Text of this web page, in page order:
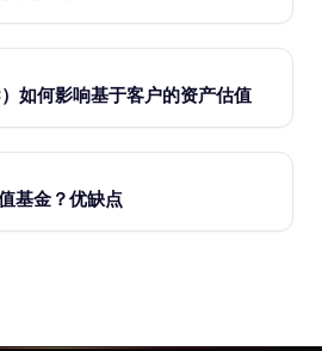
如何影响基于客户的资产估值
基金？优缺点